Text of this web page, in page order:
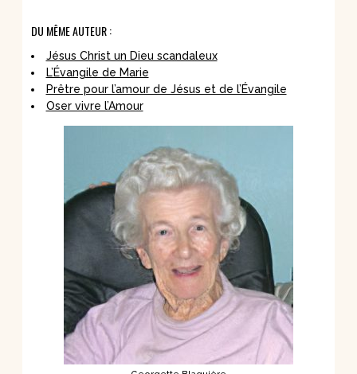
DU MÊME AUTEUR :
Jésus Christ un Dieu scandaleux
L’Évangile de Marie
Prêtre pour l’amour de Jésus et de l’Évangile
Oser vivre l’Amour